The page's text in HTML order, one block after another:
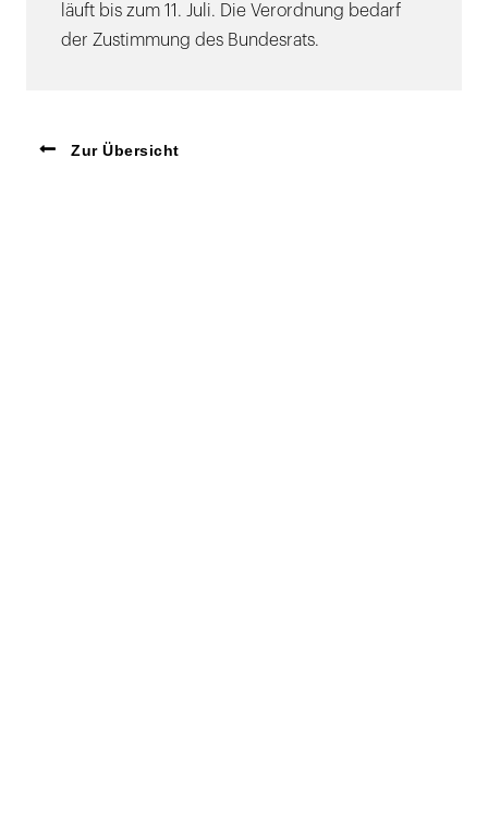
läuft bis zum 11. Juli. Die Verordnung bedarf
der Zustimmung des Bundesrats.
Zur Übersicht